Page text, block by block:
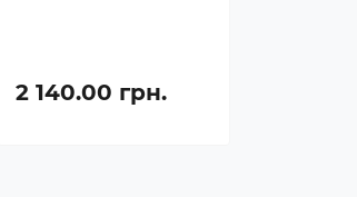
2 140.00 грн.